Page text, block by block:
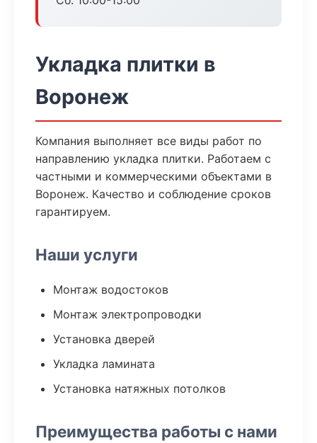
Укладка плитки в
Воронеж
Компания выполняет все виды работ по
направлению укладка плитки. Работаем с
частными и коммерческими объектами в
Воронеж. Качество и соблюдение сроков
гарантируем.
Наши услуги
Монтаж водостоков
Монтаж электропроводки
Установка дверей
Укладка ламината
Установка натяжных потолков
Преимущества работы с нами